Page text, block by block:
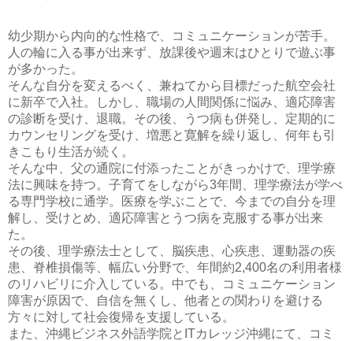
幼少期から内向的な性格で、コミュニケーションが苦手。
人の輪に入る事が出来ず、放課後や週末はひとりで遊ぶ事
が多かった。
そんな自分を変えるべく、兼ねてから目標だった航空会社
に新卒で入社。しかし、職場の人間関係に悩み、適応障害
の診断を受け、退職。その後、うつ病も併発し、定期的に
カウンセリングを受け、増悪と寛解を繰り返し、何年も引
きこもり生活が続く。
そんな中、父の通院に付添ったことがきっかけで、理学療
法に興味を持つ。子育てをしながら3年間、理学療法が学べ
る専門学校に通学。医療を学ぶことで、今までの自分を理
解し、受けとめ、適応障害とうつ病を克服する事が出来
た。
その後、理学療法士として、脳疾患、心疾患、運動器の疾
患、脊椎損傷等、幅広い分野で、年間約2,400名の利用者様
のリハビリに介入している。中でも、コミュニケーション
障害が原因で、自信を無くし、他者との関わりを避ける
方々に対して社会復帰を支援している。
また、沖縄ビジネス外語学院とITカレッジ沖縄にて、コミ